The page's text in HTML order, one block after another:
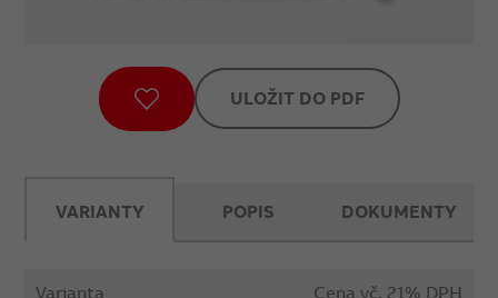
ULOŽIT DO PDF
VARIANTY
Varianta Cena vč. 21% DPH
POPIS DOKUMENTY